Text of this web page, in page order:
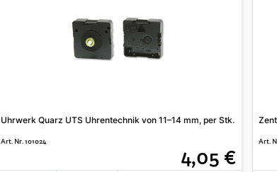
Uhrwerk Quarz UTS Uhrentechnik von 11–14 mm, per Stk.
Art. Nr. 101024
4,05 €
Art.